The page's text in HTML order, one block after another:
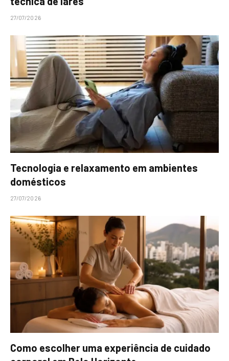
27/07/2026
Tecnologia e relaxamento em ambientes
domésticos
27/07/2026
Como escolher uma experiência de cuidado